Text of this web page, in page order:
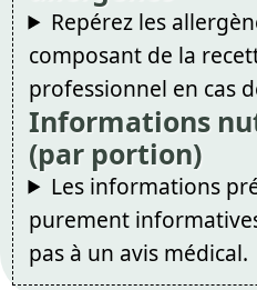
Repérez les
composant de la
professionnel en cas
Informations
(par portion)
Les informations
purement
pas à un avis médical.